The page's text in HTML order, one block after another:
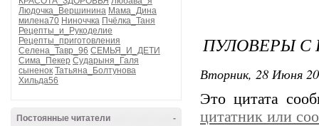
Людочка_Вершинина Мама_Дина
милена70 Ниноччка Пчёлка_Таня
Рецепты_и_Рукоделие
Рецепты_приготовления
Селена_Тавр_96 СЕМЬЯ_И_ДЕТИ
Сима_Пекер Сударыня_Галя
сыненок Татьяна_Болтунова
Хильда56
-
Постоянные читатели
ПУЛОВЕРЫ С
Вторник, 28 Июня
Это цитата
цитатник или